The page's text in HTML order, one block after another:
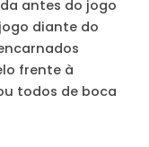
antes do jogo
diante do
frente à
todos de boca